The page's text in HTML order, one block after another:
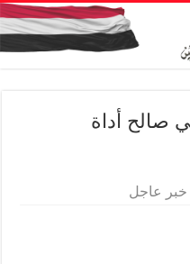
صالح أداة
خبر عاجل